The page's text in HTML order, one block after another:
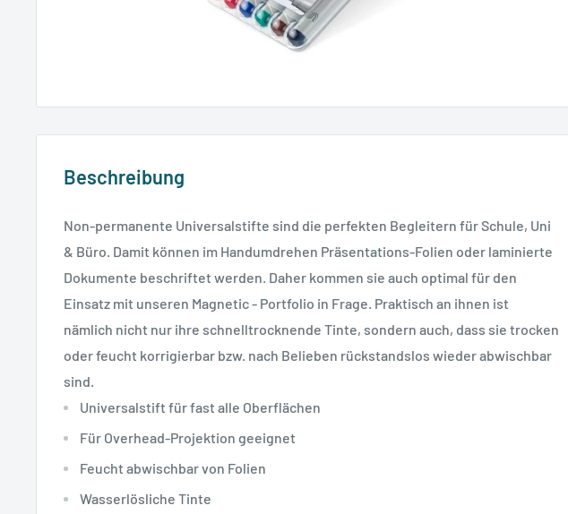
Beschreibung
Non-permanente Universalstifte sind die perfekten Begleitern für Schule, Uni
& Büro. Damit können im Handumdrehen Präsentations-Folien oder laminierte
Dokumente beschriftet werden. Daher kommen sie auch optimal für den
Einsatz mit unseren Magnetic - Portfolio in Frage. Praktisch an ihnen ist
nämlich nicht nur ihre schnelltrocknende Tinte, sondern auch, dass sie trocken
oder feucht korrigierbar bzw. nach Belieben rückstandslos wieder abwischbar
sind.
Universalstift für fast alle Oberflächen
Für Overhead-Projektion geeignet
Feucht abwischbar von Folien
Wasserlösliche Tinte